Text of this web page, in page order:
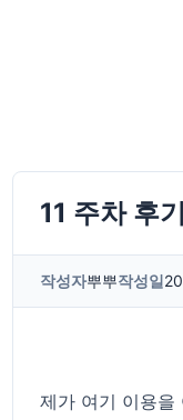
11 주차 후기
작성자뿌뿌작성일
제가 여기 이용을